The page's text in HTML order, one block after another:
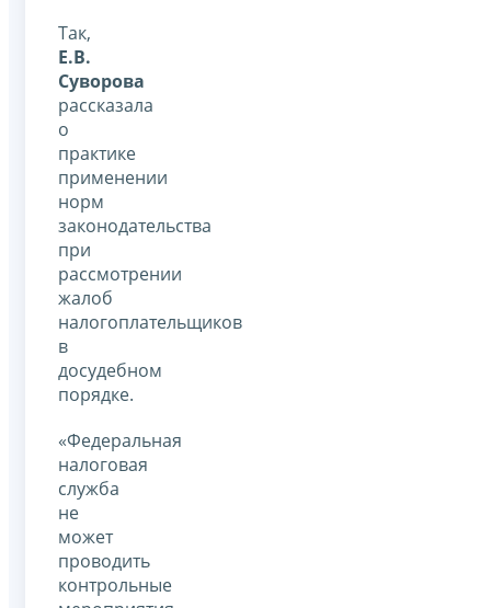
Так,
Е.В.
Суворова
рассказала
о
практике
применении
норм
законодательства
при
рассмотрении
жалоб
налогоплательщиков
в
досудебном
порядке.
«Федеральная
налоговая
служба
не
может
проводить
контрольные